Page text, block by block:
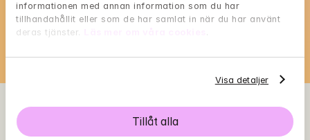
informationen med annan information som du har
tillhandahållit eller som de har samlat in när du har använt
deras tjänster.
Visa detaljer
Tillåt alla
Loading...